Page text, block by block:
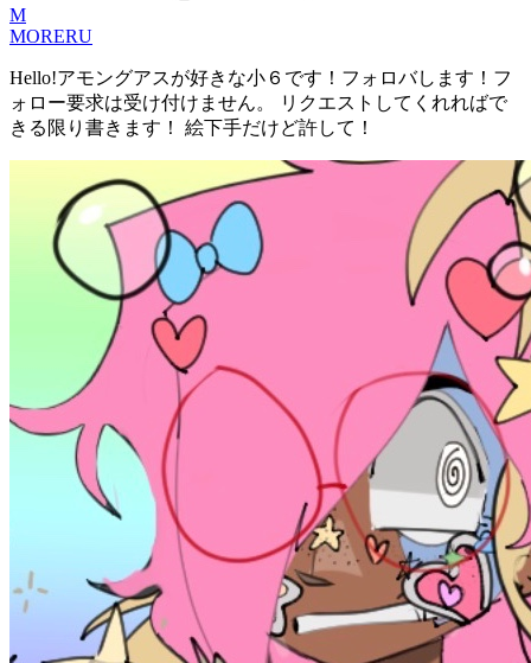
M
MORERU
Hello!アモングアスが好きな小６です！フォロバします！フ
ォロー要求は受け付けません。 リクエストしてくれればで
きる限り書きます！ 絵下手だけど許して！